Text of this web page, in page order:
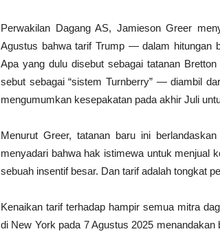
Perwakilan Dagang AS, Jamieson Greer
Agustus bahwa tarif Trump — dalam hitungan
Apa yang dulu disebut sebagai tatanan
sebut sebagai “sistem Turnberry” — diambil
mengumumkan kesepakatan pada akhir Juli
Menurut Greer, tatanan baru ini
menyadari bahwa hak istimewa untuk menjual
sebuah insentif besar. Dan tarif adalah tongkat
Kenaikan tarif terhadap hampir semua mitra
di New York pada 7 Agustus 2025